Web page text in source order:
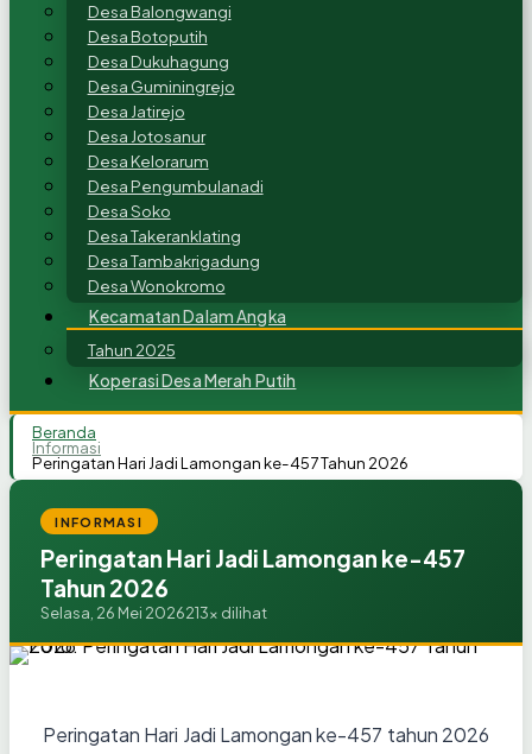
Desa Balongwangi
Desa Botoputih
Desa Dukuhagung
Desa Guminingrejo
Desa Jatirejo
Desa Jotosanur
Desa Kelorarum
Desa Pengumbulanadi
Desa Soko
Desa Takeranklating
Desa Tambakrigadung
Desa Wonokromo
Kecamatan Dalam Angka
Tahun 2025
Koperasi Desa Merah Putih
Beranda
Informasi
Peringatan Hari Jadi Lamongan ke-457 Tahun 2026
INFORMASI
Peringatan Hari Jadi Lamongan ke-457
Tahun 2026
Selasa, 26 Mei 2026213x dilihat
Peringatan Hari Jadi Lamongan ke-457 tahun 2026